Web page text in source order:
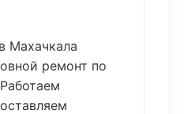
Махачкала
ремонт по